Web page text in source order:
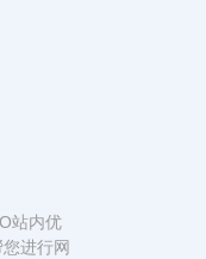
站内优
进行网